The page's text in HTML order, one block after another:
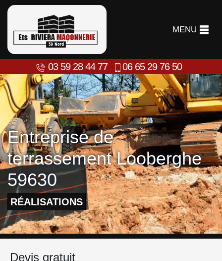
MENU
03 59 28 44 77 06 65 29 76 50
Entreprise de
terrassement Looberghe
59630
RÉALISATIONS
Devis gratuit